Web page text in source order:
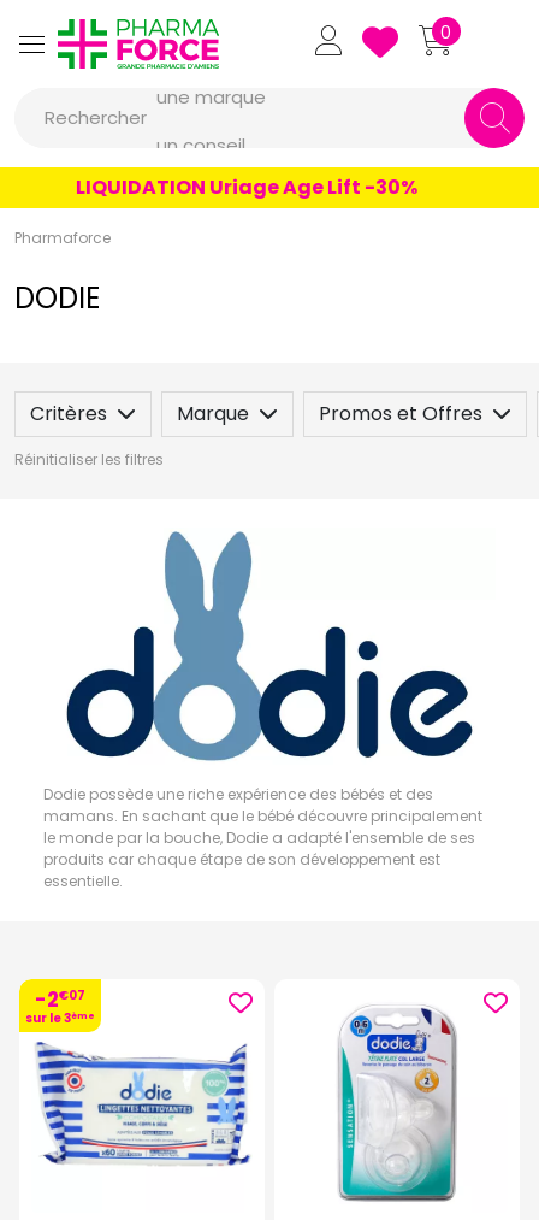
Pharmaforce Grande Pharmacie
0
Rechercher
une marque
un produit
une marque
LIQUIDATION Uriage Age Lift -30%
Pharmaforce
DODIE
Critères Marque Promos et Offres
Réinitialiser les filtres
Dodie possède une riche expérience des bébés et des
mamans. En sachant que le bébé découvre principalement
le monde par la bouche, Dodie a adapté l'ensemble de ses
produits car chaque étape de son développement est
essentielle.
-2€07
sur le 3ème